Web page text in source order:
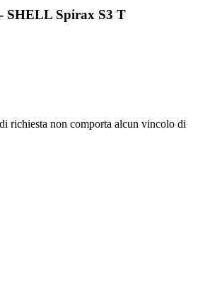
SHELL Spirax S3 T
richiesta non comporta alcun vincolo di